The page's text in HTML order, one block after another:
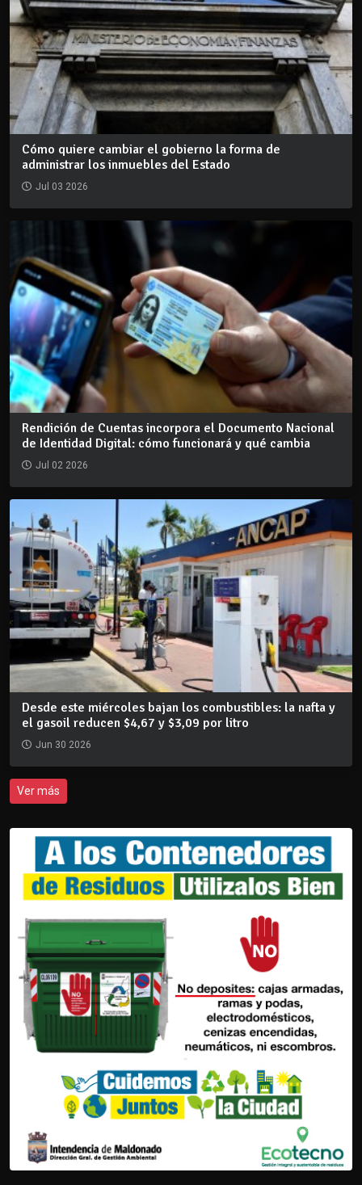
Cómo quiere cambiar el gobierno la forma de
administrar los inmuebles del Estado
Jul 03 2026
Rendición de Cuentas incorpora el Documento Nacional
de Identidad Digital: cómo funcionará y qué cambia
Jul 02 2026
Desde este miércoles bajan los combustibles: la nafta y
el gasoil reducen $4,67 y $3,09 por litro
Jun 30 2026
Ver más